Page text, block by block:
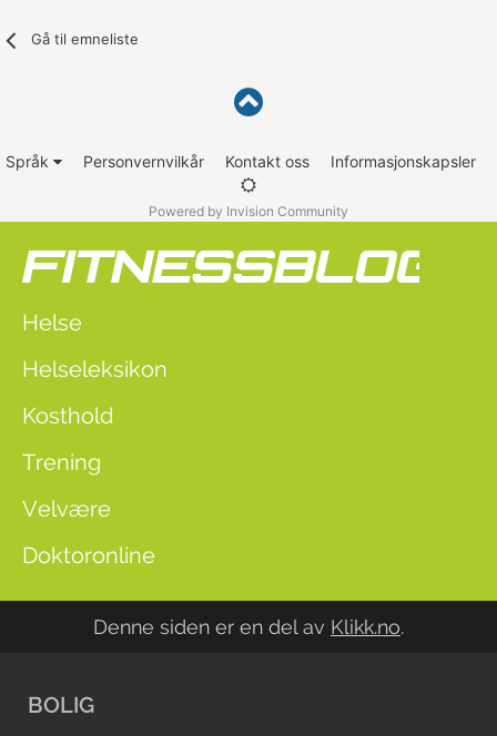
Gå til emneliste
Språk Personvernvilkår Kontakt oss Informasjonskapsler
Powered by Invision Community
Helse
Helseleksikon
Kosthold
Trening
Velvære
Doktoronline
Denne siden er en del av Klikk.no.
BOLIG